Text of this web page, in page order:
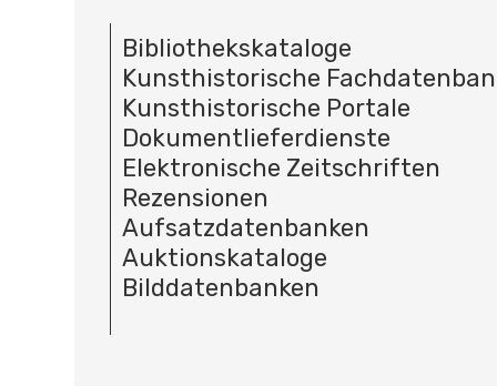
Bibliothekskataloge
Kunsthistorische
Kunsthistorische Portale
Dokumentlieferdienste
Elektronische Zeitschriften
Rezensionen
Aufsatzdatenbanken
Auktionskataloge
Bilddatenbanken